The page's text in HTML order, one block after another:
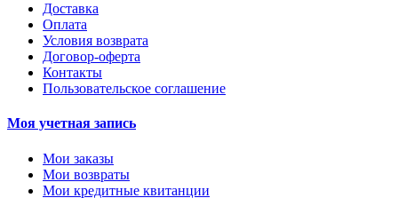
Доставка
Оплата
Условия возврата
Договор-оферта
Контакты
Пользовательское соглашение
Моя учетная запись
Мои заказы
Мои возвраты
Мои кредитные квитанции